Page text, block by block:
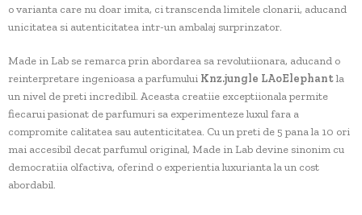
o varianta care nu doar imita, ci transcenda limitele clonarii, aducand
unicitatea si autenticitatea intr-un ambalaj surprinzator.
Made in Lab se remarca prin abordarea sa revolutiionara, aducand o
reinterpretare ingenioasa a parfumului Knz.jungle LAoElephantla
un nivel de preti incredibil. Aceasta creatiie exceptiionala permite
fiecarui pasionat de parfumuri sa experimenteze luxul fara a
compromite calitatea sau autenticitatea. Cu un preti de 5 pana la 10 ori
mai accesibil decat parfumul original, Made in Lab devine sinonim cu
democratiia olfactiva, oferind o experientia luxurianta la un cost
abordabil.